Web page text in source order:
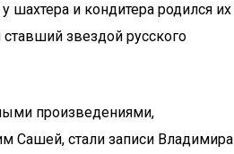
шахтера и кондитера родился их
звездой русского
произведениями,
Сашей, стали записи Владимира